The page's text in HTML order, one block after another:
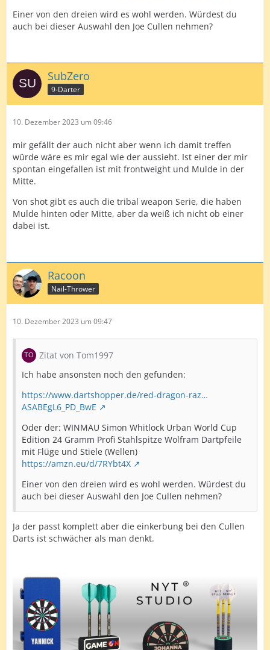
Einer von den dreien wird es wohl werden. Würdest du
auch bei dieser Auswahl den Joe Cullen nehmen?
SubZero
9-Darter
10. Dezember 2023 um 09:46
mir gefällt der auch nicht aber wenn ich damit treffen
würde wäre es mir egal wie der aussieht. Ist einer der mir
spontan eingefallen ist mit frontweight und Mulde in der
Mitte.
Von shot gibt es auch die tribal weapon Serie, die haben
Mulde hinten oder Mitte, aber da weiß ich nicht ob einer
dabei ist.
Racoon
Nail-Thrower
10. Dezember 2023 um 09:47
Zitat von Tom1997
Ich habe ansonsten noch den gefunden:
https://www.dartshopper.de/red-dragon-raz…
ASABEgL6_PD_BwE
Oder der: WINMAU Simon Whitlock Urban World Cup
Edition 24 Gramm Profi Stahlspitze Wolfram Dartpfeile
mit Flüge und Stiele (Wellen)
https://amzn.eu/d/7RYbt4X
Einer von den dreien wird es wohl werden. Würdest du
auch bei dieser Auswahl den Joe Cullen nehmen?
Ja der passt komplett aber die einkerbung bei den Cullen
Darts ist schwächer als man denkt.